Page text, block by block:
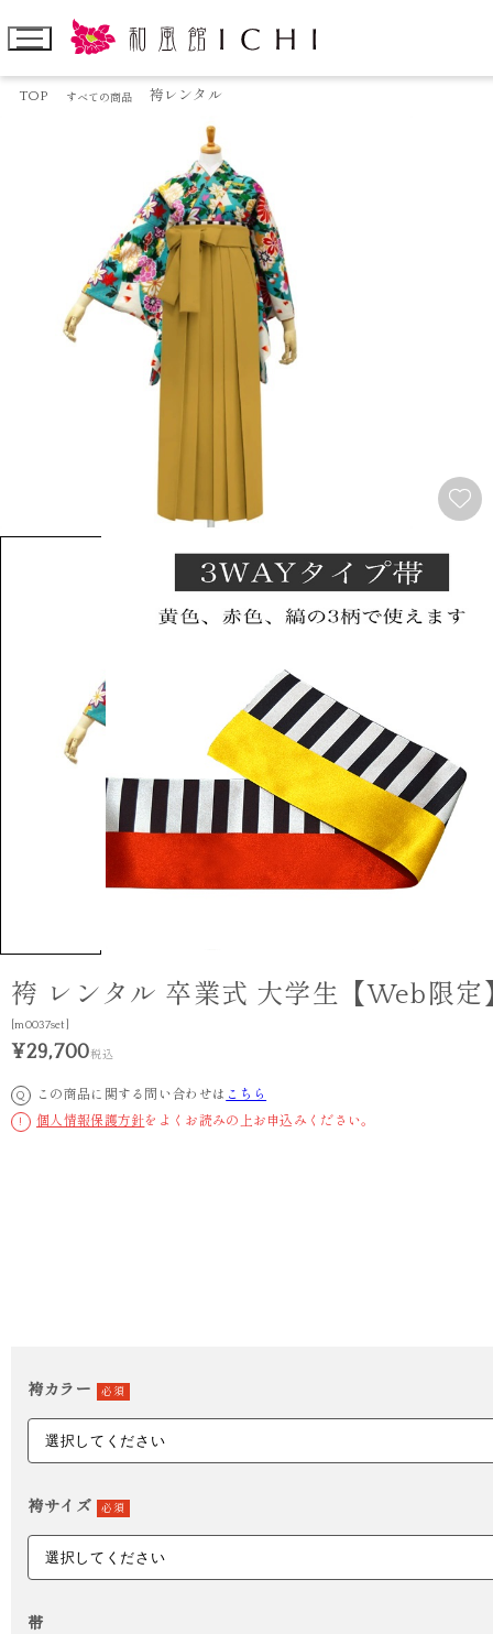
TOP すべての商品 袴レンタル
袴 レンタル 卒業式 大学生【Web限
[m0037set]
¥29,700税込
Q この商品に関する問い合わせは こちら
! 個人情報保護方針をよくお読みの上お申込みください。
袴カラー 必須
袴サイズ 必須
帯